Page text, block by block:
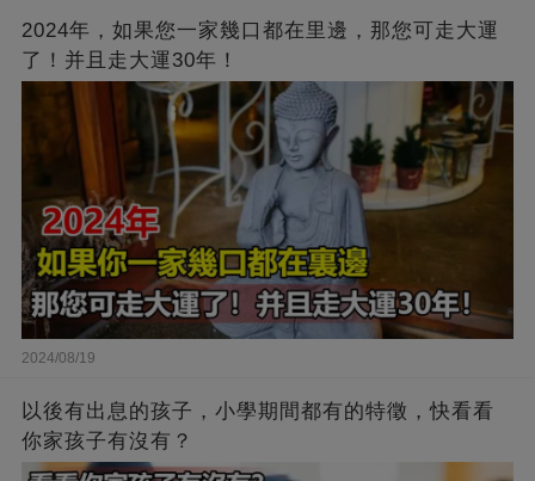
2024年，如果您一家幾口都在里邊，那您可走大運
了！并且走大運30年！
2024/08/19
以後有出息的孩子，小學期間都有的特徵，快看看
你家孩子有沒有？